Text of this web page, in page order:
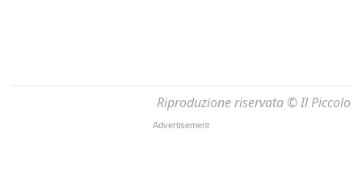
Riproduzione riservata © Il Piccolo